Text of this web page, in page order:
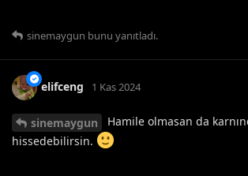
sinemaygun bunu yanıtladı.
elifceng 1 Kas 2024
sinemaygun
Hamile olmasan da
hissedebilirsin.